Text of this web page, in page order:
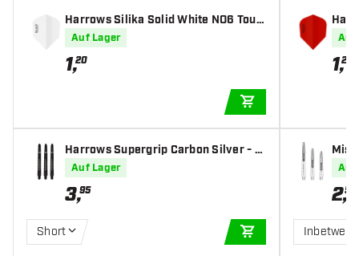
Harrows Silika Solid White NO6 Toug
h Crystalline Coated - Dart Flights
Auf Lager
1,20
Harrows Supergrip Carbon Silver - D
art Shafts
Auf Lager
3,95
Short
IN DEN
Auf
1,20
rt
Auf
2,50